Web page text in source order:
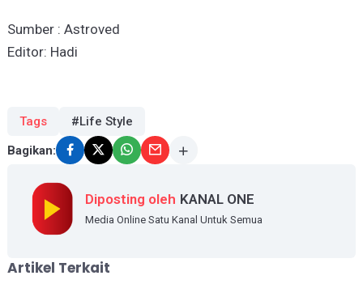
Sumber : Astroved
Editor: Hadi
Tags #Life Style
Bagikan:
Diposting oleh KANAL ONE
Media Online Satu Kanal Untuk Semua
Artikel Terkait